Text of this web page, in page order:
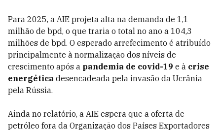
Para 2025, a AIE projeta alta na demanda de 1,1
milhão de bpd, o que traria o total no ano a 104,3
milhões de bpd. O esperado arrefecimento é atribuído
principalmente à normalização dos níveis de
crescimento após a pandemia de covid-19 e à crise
energética desencadeada pela invasão da Ucrânia
pela Rússia.
Ainda no relatório, a AIE espera que a oferta de
petróleo fora da Organização dos Países Exportadores